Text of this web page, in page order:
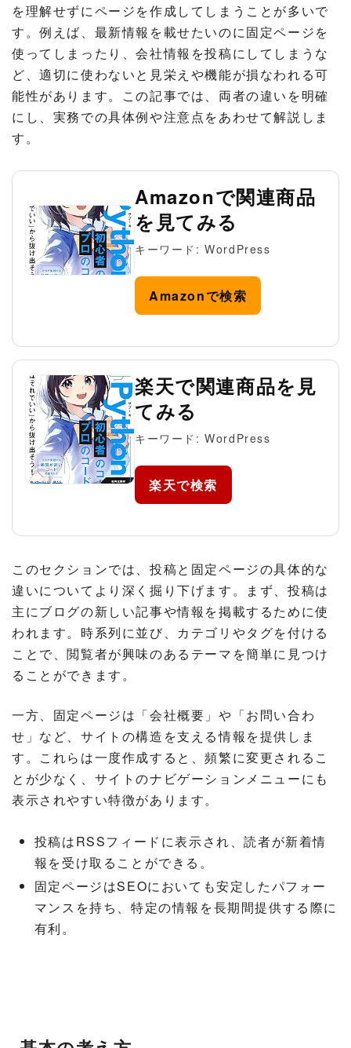
を理解せずにページを作成してしまうことが多いで
す。例えば、最新情報を載せたいのに固定ページを
使ってしまったり、会社情報を投稿にしてしまうな
ど、適切に使わないと見栄えや機能が損なわれる可
能性があります。この記事では、両者の違いを明確
にし、実務での具体例や注意点をあわせて解説しま
す。
Amazonで関連商品
を見てみる
キーワード: WordPress
Amazonで検索
楽天で関連商品を見
てみる
キーワード: WordPress
楽天で検索
このセクションでは、投稿と固定ページの具体的な
違いについてより深く掘り下げます。まず、投稿は
主にブログの新しい記事や情報を掲載するために使
われます。時系列に並び、カテゴリやタグを付ける
ことで、閲覧者が興味のあるテーマを簡単に見つけ
ることができます。
一方、固定ページは「会社概要」や「お問い合わ
せ」など、サイトの構造を支える情報を提供しま
す。これらは一度作成すると、頻繁に変更されるこ
とが少なく、サイトのナビゲーションメニューにも
表示されやすい特徴があります。
投稿はRSSフィードに表示され、読者が新着情
報を受け取ることができる。
固定ページはSEOにおいても安定したパフォー
マンスを持ち、特定の情報を長期間提供する際に
有利。